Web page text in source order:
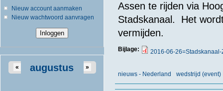
Nieuw account aanmaken
Nieuw wachtwoord aanvragen
augustus
« »
Assen te rijden via
Stadskanaal. Het
vermijden.
Bijlage: 2016-06-
nieuws - Nederland wedstrijd (event)